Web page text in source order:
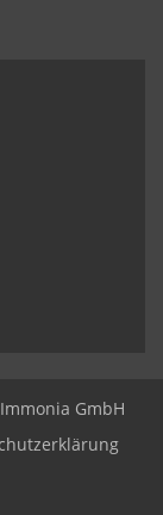
Immonia GmbH